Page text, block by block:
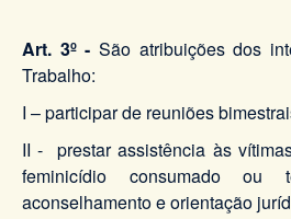
Art. 3º - São atribuições dos
Trabalho:
I – participar de reuniões
II - prestar assistência às
feminicídio consumado ou
aconselhamento e orientação